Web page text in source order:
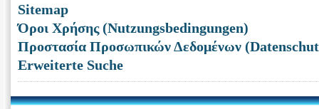
Sitemap
Όροι Χρήσης (Nutzungsbedingungen)
Προστασία Προσωπικών Δεδομένων
Erweiterte Suche